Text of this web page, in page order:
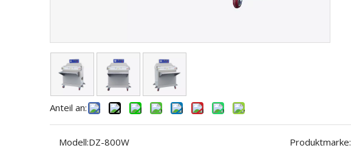
Anteil an:
Modell:DZ-800W Produktmarke: